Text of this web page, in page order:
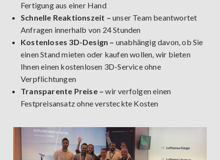
Fertigung aus einer Hand
Schnelle Reaktionszeit – unser Team beantwortet
Anfragen innerhalb von 24 Stunden
Kostenloses 3D-Design – unabhängig davon, ob Sie
einen Stand mieten oder kaufen wollen, wir bieten
Ihnen einen kostenlosen 3D-Service ohne
Verpflichtungen
Transparente Preise – wir verfolgen einen
Festpreisansatz ohne versteckte Kosten